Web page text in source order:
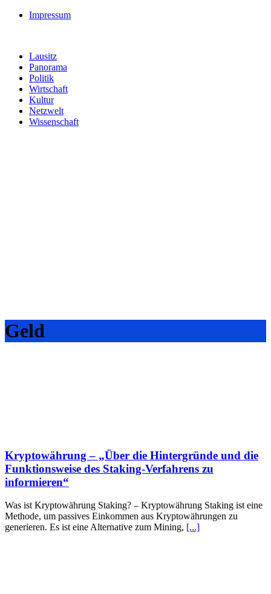
Impressum
Lausitz
Panorama
Politik
Wirtschaft
Kultur
Netzwelt
Wissenschaft
Geld
Kryptowährung – „Über die Hintergründe und die
Funktionsweise des Staking-Verfahrens zu
informieren“
Was ist Kryptowährung Staking? – Kryptowährung Staking ist eine
Methode, um passives Einkommen aus Kryptowährungen zu
generieren. Es ist eine Alternative zum Mining, [...]